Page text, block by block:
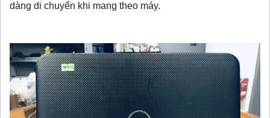
dàng di chuyển khi mang theo máy.